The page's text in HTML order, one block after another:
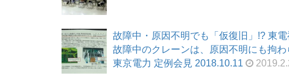
故障中・原因不明でも「仮復旧」!? 東
故障中のクレーンは、原因不明にも拘
東京電力 定例会見 2018.10.11